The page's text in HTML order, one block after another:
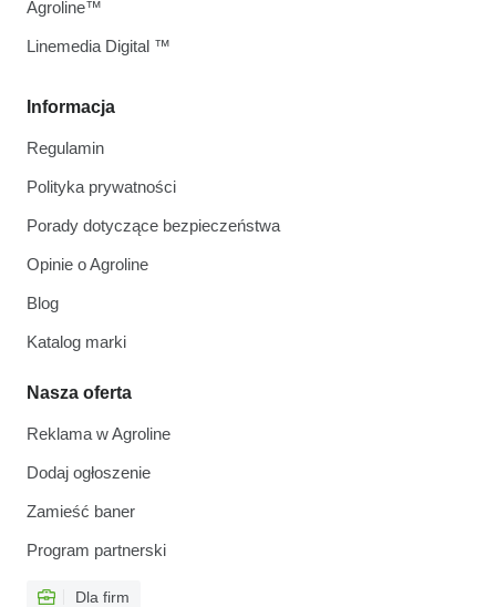
Informacja
Regulamin
Polityka prywatności
Porady dotyczące bezpieczeństwa
Opinie o Agroline
Blog
Katalog marki
Nasza oferta
Reklama w Agroline
Dodaj ogłoszenie
Zamieść baner
Program partnerski
Dla firm
Agroline™
Linemedia Digital ™